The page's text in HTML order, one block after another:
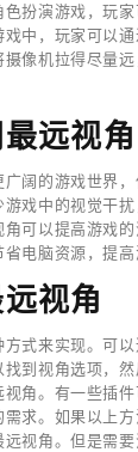
扮演游戏，玩
中，玩家可以
像机拉得尽量
远视角
阔的游戏世界
戏中的视觉干
可以提高游戏
电脑资源，提高
视角
式来实现。可
到视角选项，
角。有一些插
求。如果以上
视角。但是需